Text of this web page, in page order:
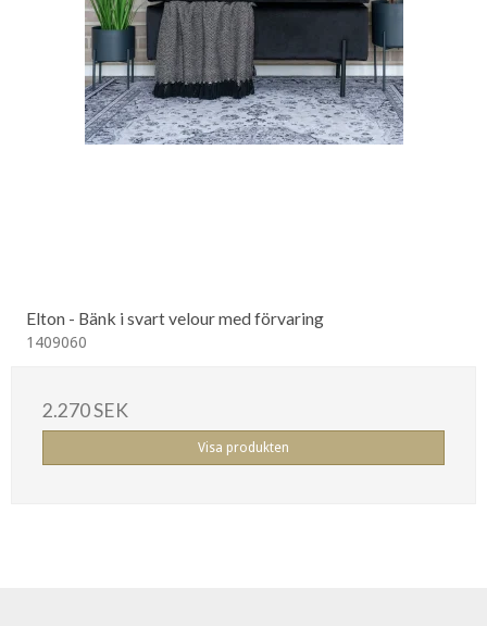
Elton - Bänk i svart velour med förvaring
1409060
2.270 SEK
Visa produkten